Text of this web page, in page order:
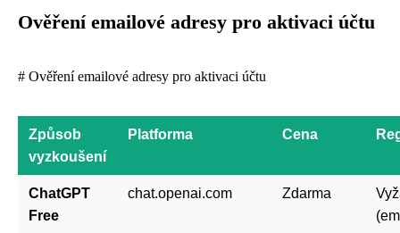
Ověření emailové adresy pro aktivaci účtu
# Ověření emailové adresy pro aktivaci účtu
Způsob
vyzkoušení
Platforma Cena
ChatGPT
Free
chat.openai.com Zdarma